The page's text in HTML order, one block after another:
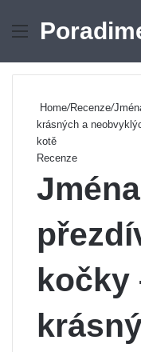
Menu
Home/Recenze/
krásných a
kotě
Recenze
kočky